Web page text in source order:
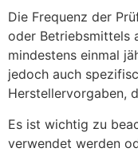
Die Frequenz der
oder Betriebsmittels
mindestens einmal
jedoch auch
Herstellervorgaben,
Es ist wichtig zu
verwendet werden